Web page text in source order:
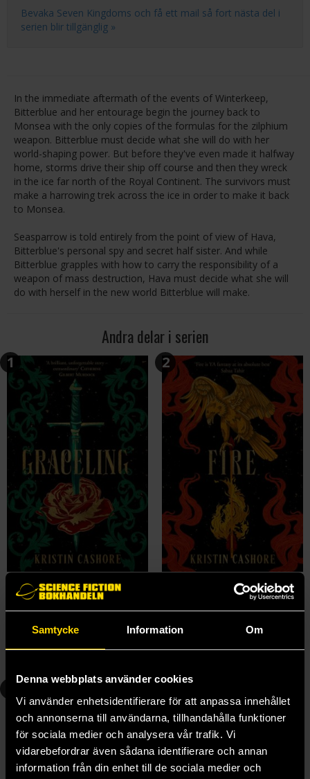
Samtycke Information Om
Denna webbplats använder cookies
Vi använder enhetsidentifierare för att anpassa innehållet
och annonserna till användarna, tillhandahålla funktioner
för sociala medier och analysera vår trafik. Vi
vidarebefordrar även sådana identifierare och annan
information från din enhet till de sociala medier och
Bevaka Seven Kingdoms och få ett mail så fort nästa del i
serien blir tillgänglig »
In the immediate aftermath of the events of Winterkeep,
Bitterblue and her entourage begin the journey back to
Monsea with the only copies of the formulas for the zilphium
weapon. Bitterblue must decide what she will do with her
world-shaping power. But before they've even made it halfway
home, storms drive their ship off course and then they wreck
in the ice far north of the Royal Continent. The survivors must
make a harrowing trek across the ice in order to make it back
to Monsea.
Seasparrow is told entirely from the point of view of Hava,
Bitterblue's personal spy and secret half sister. And while
Bitterblue grapples with how to carry the responsibility of a
weapon of mass destruction, Hava must decide what she will
do with herself in the new world Bitterblue will make.
Andra delar i serien
1
Graceling
Kristin Cashore
Längre leveranstid
2
4